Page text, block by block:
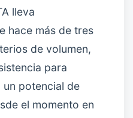
lleva
hace más de tres
de volumen,
para
potencial de
el momento en